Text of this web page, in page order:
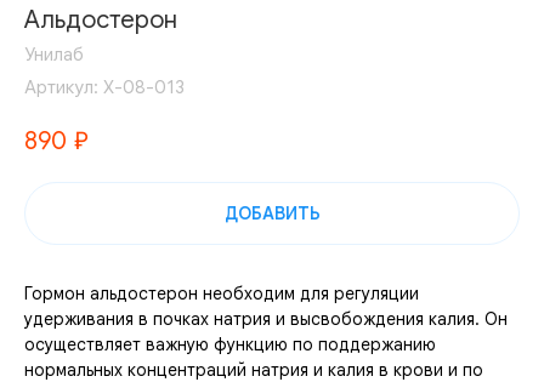
Альдостерон
Унилаб
Артикул: Х-08-013
890 ₽
ДОБАВИТЬ
Гормон альдостерон необходим для регуляции
удерживания в почках натрия и высвобождения калия. Он
осуществляет важную функцию по поддержанию
нормальных концентраций натрия и калия в крови и по